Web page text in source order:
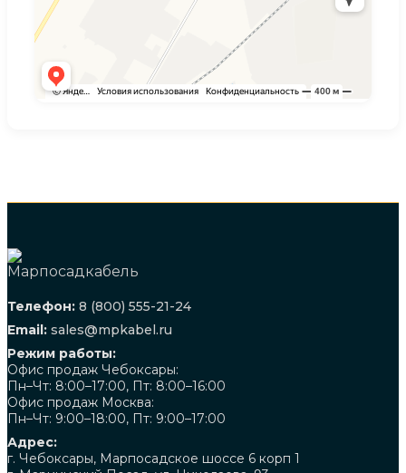
Телефон: 8 (800) 555-21-24
Email: sales@mpkabel.ru
Режим работы:
Офис продаж Чебоксары:
Пн–Чт: 8:00–17:00, Пт: 8:00–16:00
Офис продаж Москва:
Пн–Чт: 9:00–18:00, Пт: 9:00–17:00
Адрес:
г. Чебоксары, Марпосадское шоссе 6 корп 1